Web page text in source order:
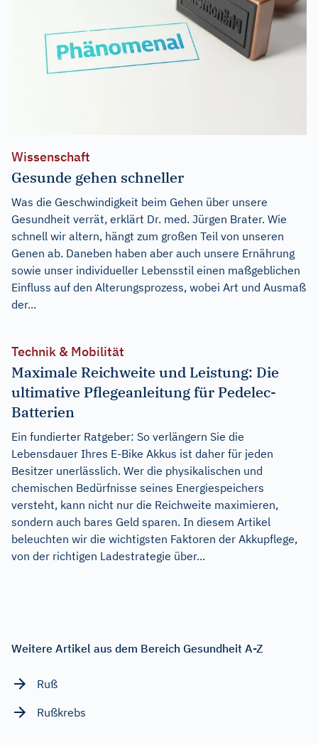
Wissenschaft
Gesunde gehen schneller
Was die Geschwindigkeit beim Gehen über unsere
Gesundheit verrät, erklärt Dr. med. Jürgen Brater. Wie
schnell wir altern, hängt zum großen Teil von unseren
Genen ab. Daneben haben aber auch unsere Ernährung
sowie unser individueller Lebensstil einen maßgeblichen
Einfluss auf den Alterungsprozess, wobei Art und Ausmaß
der...
Technik & Mobilität
Maximale Reichweite und Leistung: Die
ultimative Pflegeanleitung für Pedelec-
Batterien
Ein fundierter Ratgeber: So verlängern Sie die
Lebensdauer Ihres E-Bike Akkus ist daher für jeden
Besitzer unerlässlich. Wer die physikalischen und
chemischen Bedürfnisse seines Energiespeichers
versteht, kann nicht nur die Reichweite maximieren,
sondern auch bares Geld sparen. In diesem Artikel
beleuchten wir die wichtigsten Faktoren der Akkupflege,
von der richtigen Ladestrategie über...
Weitere Artikel aus dem Bereich Gesundheit A-Z
Ruß
Rußkrebs